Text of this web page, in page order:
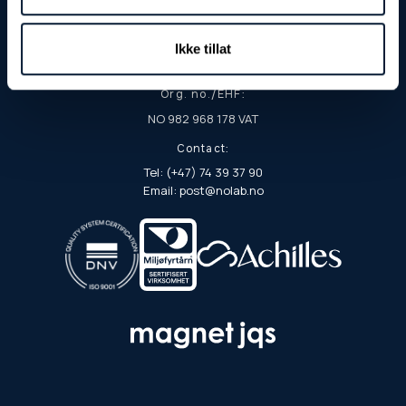
Ikke tillat
Postal address:
PO Box 103
Org. no./EHF:
NO 982 968 178 VAT
Contact:
Tel: (+47) 74 39 37 90
Email: post@nolab.no